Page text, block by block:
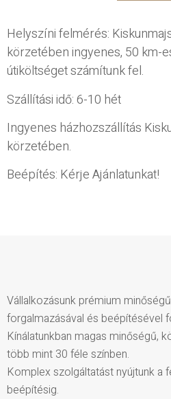
Helyszíni felmérés:
körzetében ingyenes, 50 km-
útiköltséget számítunk fel.
Szállítási idő: 6-10 hét
Ingyenes házhozszállítás
körzetében.
Beépítés: Kérje Ajánlatunkat!
Vállalkozásunk prémium
forgalmazásával és beépítésével
Kínálatunkban magas minőségű,
több mint 30 féle színben.
Komplex szolgáltatást nyújtunk a
beépítésig.